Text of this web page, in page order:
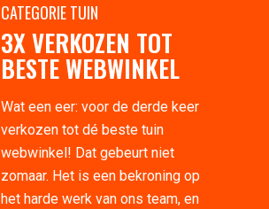
CATEGORIE TUIN
3X VERKOZEN TOT
BESTE WEBWINKEL
Wat een eer: voor de derde keer
verkozen tot dé beste tuin
webwinkel! Dat gebeurt niet
zomaar. Het is een bekroning op
het harde werk van ons team, en